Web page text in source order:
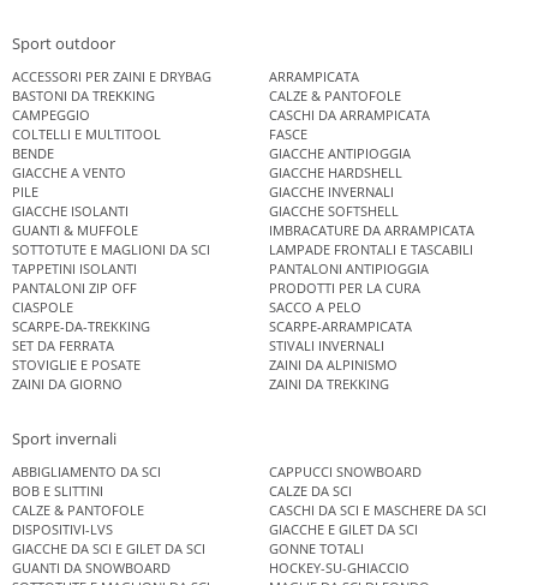
Sport outdoor
ACCESSORI PER ZAINI E DRYBAG
ARRAMPICATA
BASTONI DA TREKKING
CALZE & PANTOFOLE
CAMPEGGIO
CASCHI DA ARRAMPICATA
COLTELLI E MULTITOOL
FASCE
BENDE
GIACCHE ANTIPIOGGIA
GIACCHE A VENTO
GIACCHE HARDSHELL
PILE
GIACCHE INVERNALI
GIACCHE ISOLANTI
GIACCHE SOFTSHELL
GUANTI & MUFFOLE
IMBRACATURE DA ARRAMPICATA
SOTTOTUTE E MAGLIONI DA SCI
LAMPADE FRONTALI E TASCABILI
TAPPETINI ISOLANTI
PANTALONI ANTIPIOGGIA
PANTALONI ZIP OFF
PRODOTTI PER LA CURA
CIASPOLE
SACCO A PELO
SCARPE-DA-TREKKING
SCARPE-ARRAMPICATA
SET DA FERRATA
STIVALI INVERNALI
STOVIGLIE E POSATE
ZAINI DA ALPINISMO
ZAINI DA GIORNO
ZAINI DA TREKKING
Sport invernali
ABBIGLIAMENTO DA SCI
CAPPUCCI SNOWBOARD
BOB E SLITTINI
CALZE DA SCI
CALZE & PANTOFOLE
CASCHI DA SCI E MASCHERE DA SCI
DISPOSITIVI-LVS
GIACCHE E GILET DA SCI
GIACCHE DA SCI E GILET DA SCI
GONNE TOTALI
GUANTI DA SNOWBOARD
HOCKEY-SU-GHIACCIO